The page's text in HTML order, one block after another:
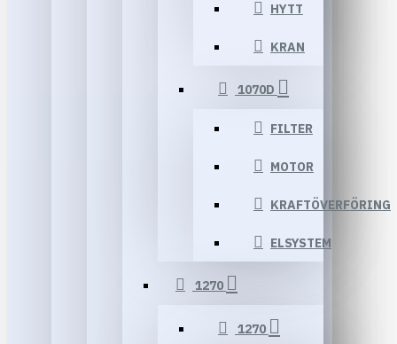
HYTT
KRAN
1070D
FILTER
MOTOR
KRAFTÖVERFÖRING
ELSYSTEM
1270
1270